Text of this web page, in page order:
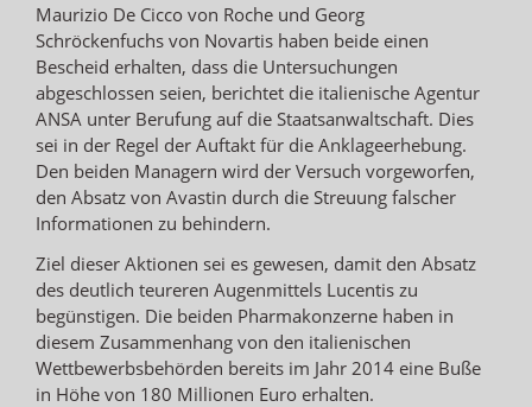
Maurizio De Cicco von Roche und Georg
Schröckenfuchs von Novartis haben beide einen
Bescheid erhalten, dass die Untersuchungen
abgeschlossen seien, berichtet die italienische Agentur
ANSA unter Berufung auf die Staatsanwaltschaft. Dies
sei in der Regel der Auftakt für die Anklageerhebung.
Den beiden Managern wird der Versuch vorgeworfen,
den Absatz von Avastin durch die Streuung falscher
Informationen zu behindern.
Ziel dieser Aktionen sei es gewesen, damit den Absatz
des deutlich teureren Augenmittels Lucentis zu
begünstigen. Die beiden Pharmakonzerne haben in
diesem Zusammenhang von den italienischen
Wettbewerbsbehörden bereits im Jahr 2014 eine Buße
in Höhe von 180 Millionen Euro erhalten.